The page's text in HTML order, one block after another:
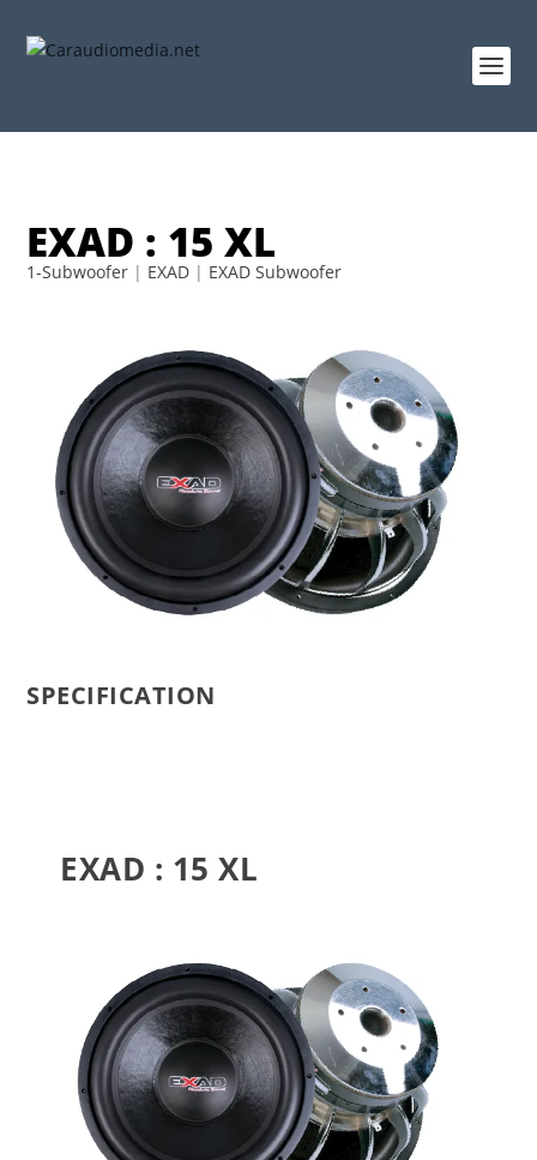
EXAD : 15 XL
1-Subwoofer | EXAD | EXAD Subwoofer
SPECIFICATION
EXAD : 15 XL